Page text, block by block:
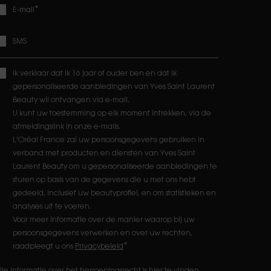
E-mail *
SMS
Ik verklaar dat ik 16 jaar of ouder ben en dat ik
gepersonaliseerde aanbiedingen van Yves Saint Laurent
Beauty wil ontvangen via e-mail.
U kunt uw toestemming op elk moment intrekken, via de
afmeldingslink in onze e-mails.
L'Oréal France zal uw persoonsgegevens gebruiken in
verband met producten en diensten van Yves Saint
Laurent Beauty om u gepersonaliseerde aanbiedingen te
sturen op basis van de gegevens die u met ons hebt
gedeeld, inclusief uw beautyprofiel, en om statistieken en
analyses uit te voeren.
Voor meer informatie over de manier waarop bij uw
persoonsgegevens verwerken en over uw rechten,
raadpleegt u ons Privacybeleid *